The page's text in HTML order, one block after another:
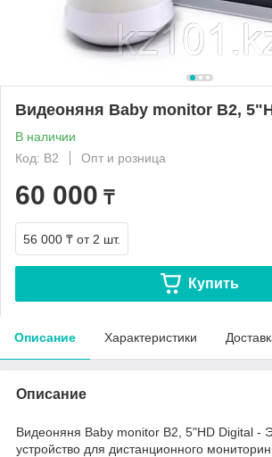
Видеоняня Baby monitor B2,
В наличии
Код: B2
Опт и розница
60 000 ₸
56 000 ₸ от 2 шт.
Купить
Описание Характеристики
Описание
Видеоняня Baby monitor B2, 5"HD Digital -
устройство для дистанционного